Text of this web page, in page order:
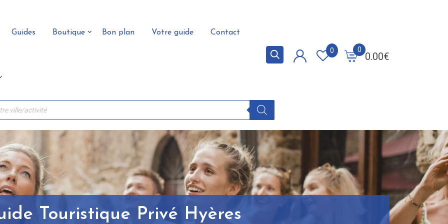
Guides Boutique Bon plan Votre guide Contact
0.00€
0
0
Touristique Privé Hyères